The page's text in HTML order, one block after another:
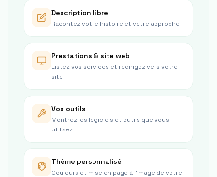
Description libre
Racontez votre histoire et votre approche
Prestations & site web
Listez vos services et redirigez vers votre
site
Vos outils
Montrez les logiciels et outils que vous
utilisez
Thème personnalisé
Couleurs et mise en page à l’image de votre